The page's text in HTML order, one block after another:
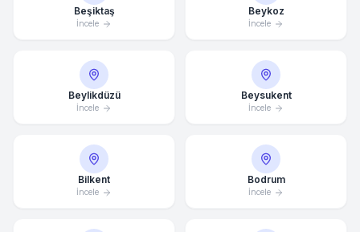
Beşiktaş
İncele
Beykoz
İncele
Beylikdüzü
İncele
Beysukent
İncele
Bilkent
İncele
Bodrum
İncele